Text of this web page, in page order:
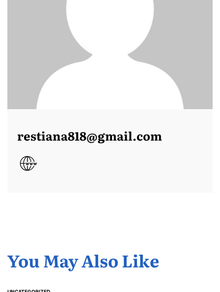
restiana818@gmail.com
You May Also Like